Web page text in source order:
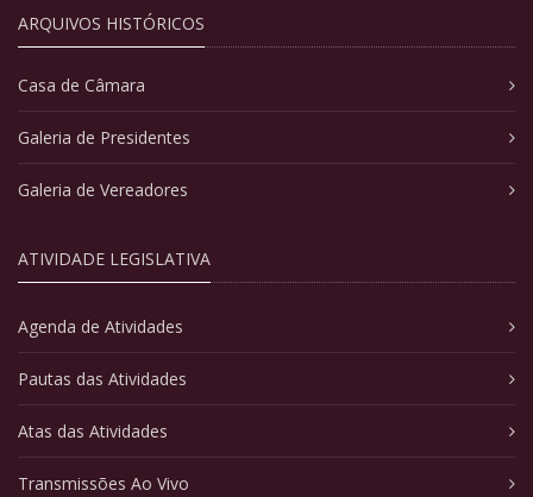
ARQUIVOS HISTÓRICOS
Casa de Câmara
Galeria de Presidentes
Galeria de Vereadores
ATIVIDADE LEGISLATIVA
Agenda de Atividades
Pautas das Atividades
Atas das Atividades
Transmissões Ao Vivo